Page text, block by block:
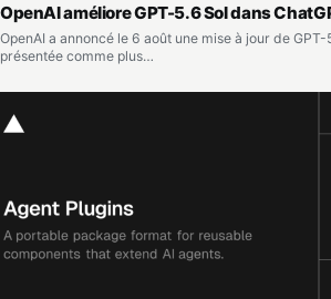
OpenAI améliore GPT-5.6 Sol dans
OpenAI a annoncé le 6 août une mise à jour de GPT-
présentée comme plus…